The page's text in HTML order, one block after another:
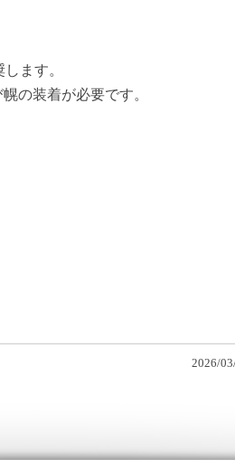
ます。
の装着が必要です。
2026/